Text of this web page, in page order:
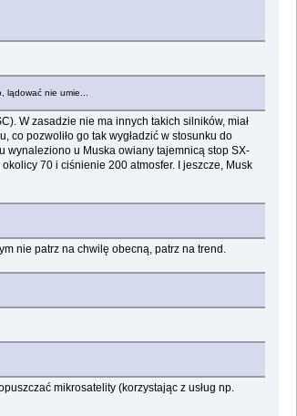
nie umie...
W zasadzie nie ma innych takich silników, miał
co pozwoliło go tak wygładzić w stosunku do
wynaleziono u Muska owiany tajemnicą stop SX-
70 i ciśnienie 200 atmosfer. I jeszcze, Musk
nie patrz na chwilę obecną, patrz na trend.
mikrosatelity (korzystając z usług np.